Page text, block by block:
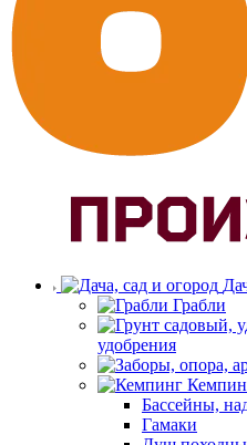
Грабли
удобрения
Бассейны,
Гамаки